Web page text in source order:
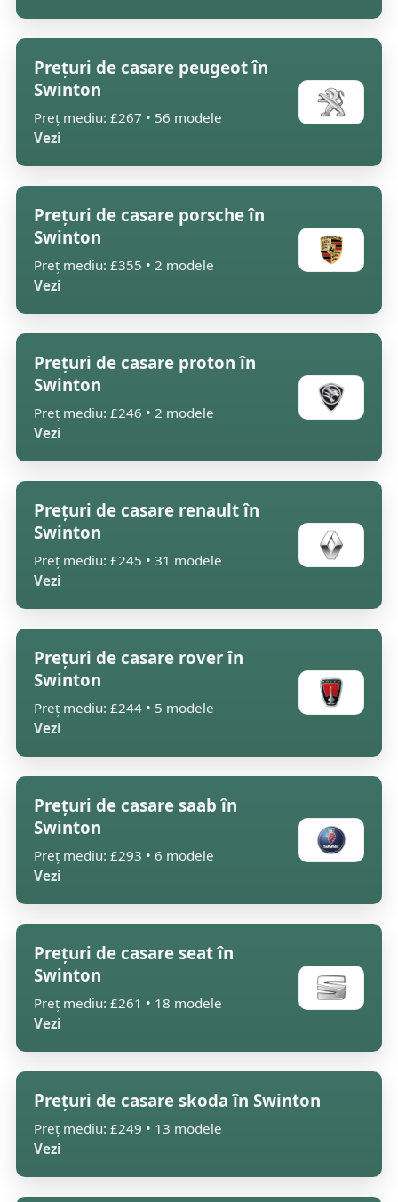
Prețuri de casare peugeot în
Swinton
Preț mediu: £267 • 56 modele
Vezi
Prețuri de casare porsche în
Swinton
Preț mediu: £355 • 2 modele
Vezi
Prețuri de casare proton în
Swinton
Preț mediu: £246 • 2 modele
Vezi
Prețuri de casare renault în
Swinton
Preț mediu: £245 • 31 modele
Vezi
Prețuri de casare rover în
Swinton
Preț mediu: £244 • 5 modele
Vezi
Prețuri de casare saab în
Swinton
Preț mediu: £293 • 6 modele
Vezi
Prețuri de casare seat în
Swinton
Preț mediu: £261 • 18 modele
Vezi
Prețuri de casare skoda în Swinton
Preț mediu: £249 • 13 modele
Vezi